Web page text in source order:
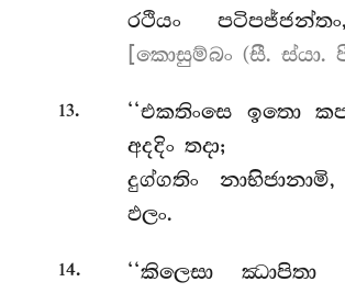
රථියං
[කොසුම්බං (සී. ස්යා.
13.
‘‘එකතිංසෙ ඉතො
අදදිං තදා;
දුග්ගතිං නාභිජානාමි,
ඵලං.
14. ‘‘කිලෙසාඣාපිතා